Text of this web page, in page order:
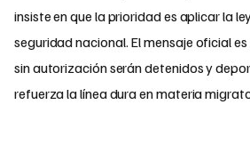
insiste en que la prioridad es aplicar la
seguridad nacional. El mensaje oficial
sin autorización serán detenidos y
refuerza la línea dura en materia